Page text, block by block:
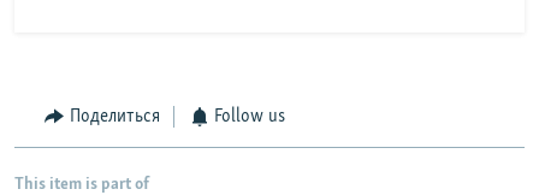
Поделиться Follow us
This item is part of